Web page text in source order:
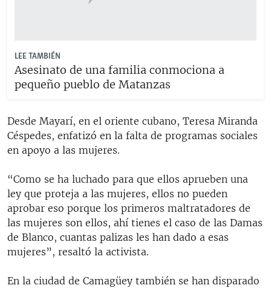
LEE TAMBIÉN
Asesinato de una familia conmociona a
pequeño pueblo de Matanzas
Desde Mayarí, en el oriente cubano, Teresa Miranda
Céspedes, enfatizó en la falta de programas sociales
en apoyo a las mujeres.
“Como se ha luchado para que ellos aprueben una
ley que proteja a las mujeres, ellos no pueden
aprobar eso porque los primeros maltratadores de
las mujeres son ellos, ahí tienes el caso de las Damas
de Blanco, cuantas palizas les han dado a esas
mujeres”, resaltó la activista.
En la ciudad de Camagüey también se han disparado